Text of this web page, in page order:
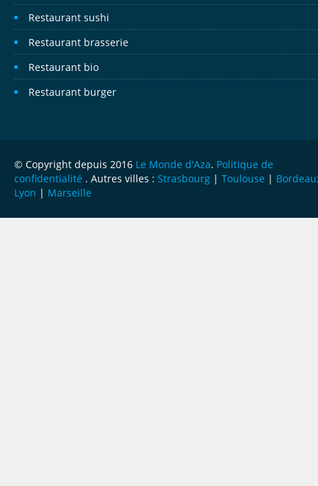
Restaurant sushi
Restaurant brasserie
Restaurant bio
Restaurant burger
© Copyright depuis 2016 Le Monde d'Aza. Politique de
confidentialité . Autres villes : Strasbourg | Toulouse |
Lyon | Marseille